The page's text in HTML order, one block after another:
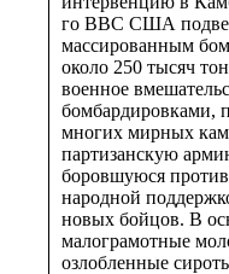
го ВВС США
массированным
около 250 тысяч
военное
бомбардировками,
многих мирных
партизанскую
боровшуюся
народной
новых бойцов. В
малограмотные
озлобленные